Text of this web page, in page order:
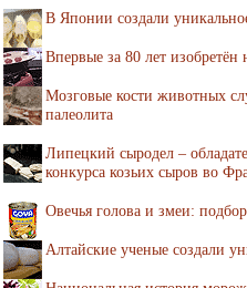
В Японии создали
Впервые за 80 лет
Мозговые кости животных
палеолита
Липецкий сыродел –
конкурса козьих сыров во
Овечья голова и змеи:
Алтайские ученые создали